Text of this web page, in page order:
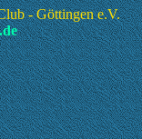
- Göttingen e.V.